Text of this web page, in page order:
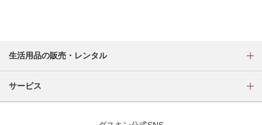
生活用品の販売・レンタル
サービス